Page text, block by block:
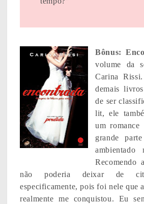
Bônus:
volume da
Carina
demais
de ser
lit, ele
um
grande
Recomendo
não poderia deixar de
especificamente, pois foi nele que
realmente me conquistou. Eu